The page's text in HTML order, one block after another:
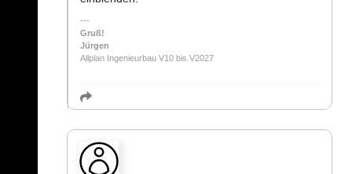
Gruß!
Jürgen
Allplan Ingenieurbau V10 bis V2027